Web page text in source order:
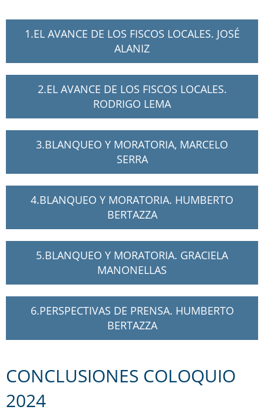
1.EL AVANCE DE LOS FISCOS LOCALES. JOSÉ
ALANIZ
2.EL AVANCE DE LOS FISCOS LOCALES.
RODRIGO LEMA
3.BLANQUEO Y MORATORIA, MARCELO
SERRA
4.BLANQUEO Y MORATORIA. HUMBERTO
BERTAZZA
5.BLANQUEO Y MORATORIA. GRACIELA
MANONELLAS
6.PERSPECTIVAS DE PRENSA. HUMBERTO
BERTAZZA
CONCLUSIONES COLOQUIO
2024